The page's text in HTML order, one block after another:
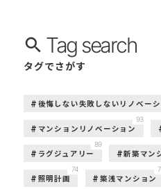
Tag search
タグでさがす
後悔しない失敗しないリノベー
マンションリノベーション
93
ラグジュアリー
89
新築マン
照明計画
74
築浅マンション